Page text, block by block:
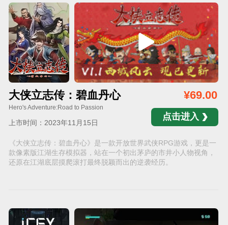
大侠立志传：碧血丹心
Hero's Adventure:Road to Passion
上市时间：2023年11月15日
¥69.00
点击进入
《大侠立志传：碧血丹心》是一款开放世界武侠RPG游戏，更是一
款像素版江湖生存模拟器，站在一个初出茅庐的市井小人物视角，
还原在江湖底层摸爬滚打最终脱颖而出的逆袭经历。